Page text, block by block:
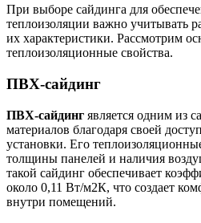
При выборе сайдинга для
теплоизоляции важно учитывать
их характеристики. Рассмотрим
теплоизоляционные свойства.
ПВХ-сайдинг
ПВХ-сайдинг является одним из
материалов благодаря своей
установки. Его
толщины панелей и наличия
такой сайдинг обеспечивает
около 0,11 Вт/м2К, что создает
внутри помещений.